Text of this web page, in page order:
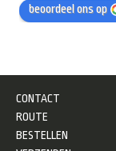
beoordeel ons op
CONTACT
ROUTE
BESTELLEN